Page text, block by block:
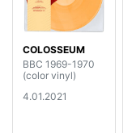
COLOSSEUM
BBC 1969-1970
(color vinyl)
4.01.2021